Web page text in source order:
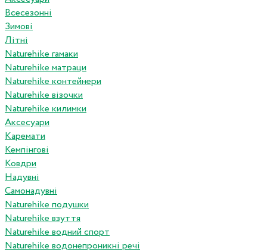
Всесезонні
Зимові
Літні
Naturehike гамаки
Naturehike матраци
Naturehike контейнери
Naturehike візочки
Naturehike килимки
Аксесуари
Каремати
Кемпінгові
Ковдри
Надувні
Самонадувні
Naturehike подушки
Naturehike взуття
Naturehike водний спорт
Naturehike водонепроникні речі